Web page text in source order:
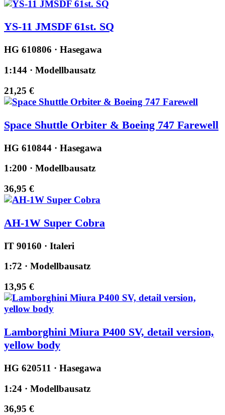
YS-11 JMSDF 61st. SQ
HG 610806 · Hasegawa
1:144 · Modellbausatz
21,25 €
Space Shuttle Orbiter & Boeing 747 Farewell
HG 610844 · Hasegawa
1:200 · Modellbausatz
36,95 €
AH-1W Super Cobra
IT 90160 · Italeri
1:72 · Modellbausatz
13,95 €
Lamborghini Miura P400 SV, detail version,
yellow body
HG 620511 · Hasegawa
1:24 · Modellbausatz
36,95 €